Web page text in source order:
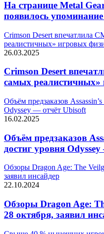
На странице Metal
появилось
Crimson Desert впечатлила
реалистичных» игровых
26.03.2025
Crimson Desert
самых
Объём предзаказов
Odyssey — отчёт Ubisoft
16.02.2025
Объём предзаказов
достиг уровня
Обзоры Dragon Age: The
заявил инсайдер
22.10.2024
Обзоры Dragon Age:
28 октября, заявил